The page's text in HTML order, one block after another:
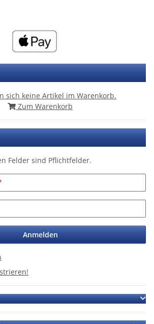
sich keine Artikel im Warenkorb.
Zum Warenkorb
Felder sind Pflichtfelder.
Anmelden